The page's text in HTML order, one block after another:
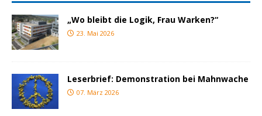
„Wo bleibt die Logik, Frau Warken?“
23. Mai 2026
Leserbrief: Demonstration bei Mahnwache
07. März 2026